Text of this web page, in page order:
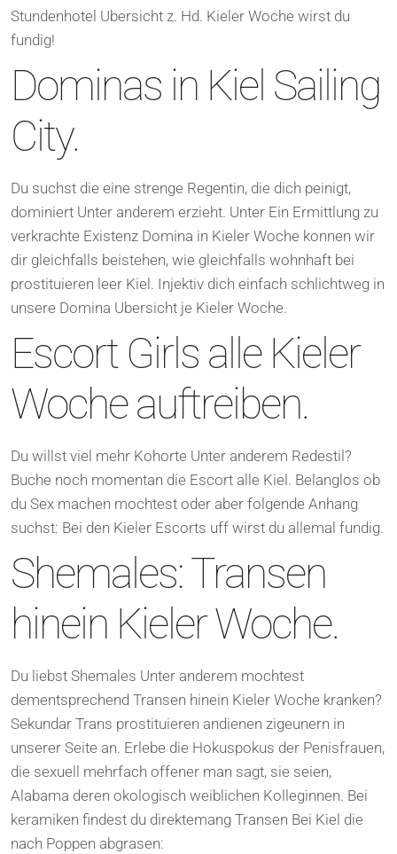
Stundenhotel Ubersicht z. Hd. Kieler Woche wirst du
fundig!
Dominas in Kiel Sailing
City.
Du suchst die eine strenge Regentin, die dich peinigt,
dominiert Unter anderem erzieht. Unter Ein Ermittlung zu
verkrachte Existenz Domina in Kieler Woche konnen wir
dir gleichfalls beistehen, wie gleichfalls wohnhaft bei
prostituieren leer Kiel. Injektiv dich einfach schlichtweg in
unsere Domina Ubersicht je Kieler Woche.
Escort Girls alle Kieler
Woche auftreiben.
Du willst viel mehr Kohorte Unter anderem Redestil?
Buche noch momentan die Escort alle Kiel. Belanglos ob
du Sex machen mochtest oder aber folgende Anhang
suchst: Bei den Kieler Escorts uff wirst du allemal fundig.
Shemales: Transen
hinein Kieler Woche.
Du liebst Shemales Unter anderem mochtest
dementsprechend Transen hinein Kieler Woche kranken?
Sekundar Trans prostituieren andienen zigeunern in
unserer Seite an. Erlebe die Hokuspokus der Penisfrauen,
die sexuell mehrfach offener man sagt, sie seien,
Alabama deren okologisch weiblichen Kolleginnen. Bei
keramiken findest du direktemang Transen Bei Kiel die
nach Poppen abgrasen: